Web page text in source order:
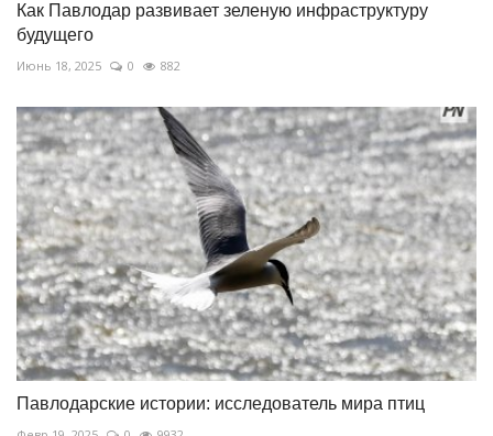
Как Павлодар развивает зеленую инфраструктуру
будущего
Июнь 18, 2025 0 882
Павлодарские истории: исследователь мира птиц